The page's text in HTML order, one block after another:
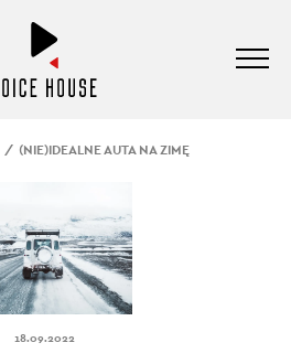
(NIE)IDEALNE AUTA NA ZIMĘ
18.09.2022